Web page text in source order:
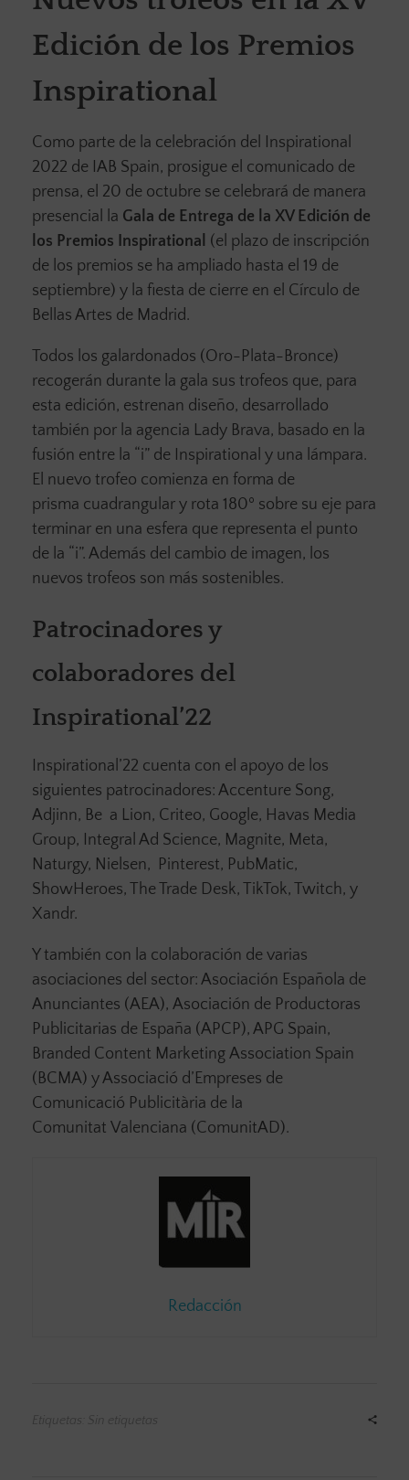
Edición de los Premios
Inspirational
Como parte de la celebración del Inspirational
2022 de IAB Spain, prosigue el comunicado de
prensa, el 20 de octubre se celebrará de manera
presencial la Gala de Entrega de la XV Edición de
los Premios Inspirational (el plazo de inscripción
de los premios se ha ampliado hasta el 19 de
septiembre) y la fiesta de cierre en el Círculo de
Bellas Artes de Madrid.
Todos los galardonados (Oro-Plata-Bronce)
recogerán durante la gala sus trofeos que, para
esta edición, estrenan diseño, desarrollado
también por la agencia Lady Brava, basado en la
fusión entre la “i” de Inspirational y una lámpara.
El nuevo trofeo comienza en forma de
prisma cuadrangular y rota 180º sobre su eje para
terminar en una esfera que representa el punto
de la “i”. Además del cambio de imagen, los
nuevos trofeos son más sostenibles.
Patrocinadores y
colaboradores del
Inspirational’22
Inspirational’22 cuenta con el apoyo de los
siguientes patrocinadores: Accenture Song,
Adjinn, Be a Lion, Criteo, Google, Havas Media
Group, Integral Ad Science, Magnite, Meta,
Naturgy, Nielsen, Pinterest, PubMatic,
ShowHeroes, The Trade Desk, TikTok, Twitch, y
Xandr.
Y también con la colaboración de varias
asociaciones del sector: Asociación Española de
Anunciantes (AEA), Asociación de Productoras
Publicitarias de España (APCP), APG Spain,
Branded Content Marketing Association Spain
(BCMA) y Associació d’Empreses de
Comunicació Publicitària de la
Comunitat Valenciana (ComunitAD).
Redacción
Etiquetas: Sin etiquetas